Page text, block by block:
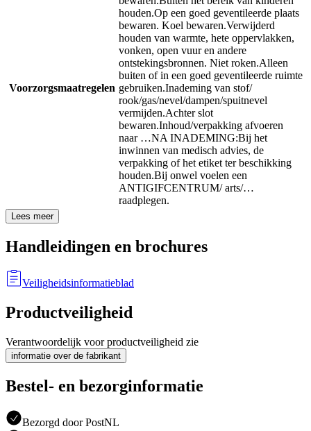
Voorzorgsmaatregelen
houden.Op een goed geventileerde plaats
bewaren. Koel bewaren.Verwijderd
houden van warmte, hete oppervlakken,
vonken, open vuur en andere
ontstekingsbronnen. Niet roken.Alleen
buiten of in een goed geventileerde ruimte
gebruiken.Inademing van stof/
rook/gas/nevel/dampen/spuitnevel
vermijden.Achter slot
bewaren.Inhoud/verpakking afvoeren
naar …NA INADEMING:Bij het
inwinnen van medisch advies, de
verpakking of het etiket ter beschikking
houden.Bij onwel voelen een
ANTIGIFCENTRUM/ arts/…
raadplegen.
Lees meer
Handleidingen en brochures
Veiligheidsinformatieblad
Productveiligheid
Verantwoordelijk voor productveiligheid zie
informatie over de fabrikant
Bestel- en bezorginformatie
Bezorgd door PostNL